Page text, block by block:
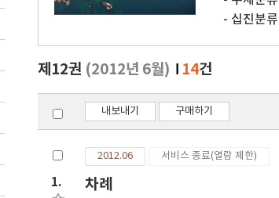
십진분류
제12권 (2012년 6월) 14건
내보내기 구매하기
1.
2012.06 서비스 종료(열람 제한)
차례